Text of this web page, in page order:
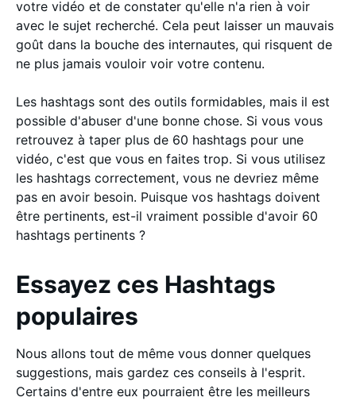
votre vidéo et de constater qu'elle n'a rien à voir
avec le sujet recherché. Cela peut laisser un mauvais
goût dans la bouche des internautes, qui risquent de
ne plus jamais vouloir voir votre contenu.
Les hashtags sont des outils formidables, mais il est
possible d'abuser d'une bonne chose. Si vous vous
retrouvez à taper plus de 60 hashtags pour une
vidéo, c'est que vous en faites trop. Si vous utilisez
les hashtags correctement, vous ne devriez même
pas en avoir besoin. Puisque vos hashtags doivent
être pertinents, est-il vraiment possible d'avoir 60
hashtags pertinents ?
Essayez ces Hashtags
populaires
Nous allons tout de même vous donner quelques
suggestions, mais gardez ces conseils à l'esprit.
Certains d'entre eux pourraient être les meilleurs